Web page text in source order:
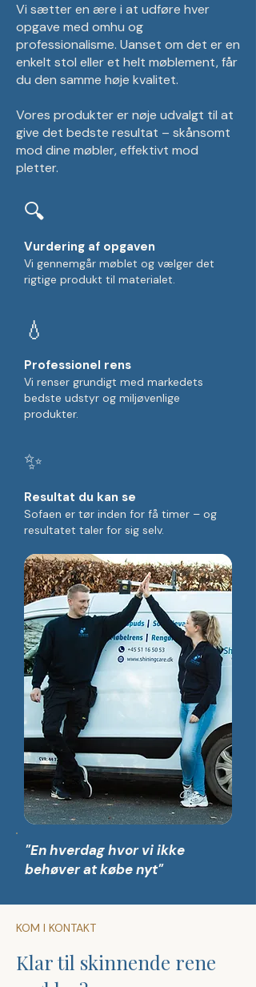
Vi sætter en ære i at udføre hver
opgave med omhu og
professionalisme. Uanset om det er en
enkelt stol eller et helt møblement, får
du den samme høje kvalitet.
Vores produkter er nøje udvalgt til at
give det bedste resultat – skånsomt
mod dine møbler, effektivt mod
pletter.
🔍
Vurdering af opgaven
Vi gennemgår møblet og vælger det
rigtige produkt til materialet.
💧
Professionel rens
Vi renser grundigt med markedets
bedste udstyr og miljøvenlige
produkter.
✨
Resultat du kan se
Sofaen er tør inden for få timer – og
resultatet taler for sig selv.
"En hverdag hvor vi ikke
behøver at købe nyt"
KOM I KONTAKT
Klar til skinnende rene